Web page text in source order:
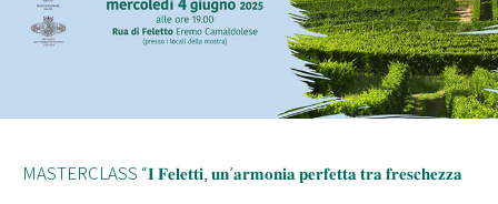
MASTERCLASS “𝐈 𝐅𝐞𝐥𝐞𝐭𝐭𝐢, 𝐮𝐧’𝐚𝐫𝐦𝐨𝐧𝐢𝐚 𝐩𝐞𝐫𝐟𝐞𝐭𝐭𝐚 𝐭𝐫𝐚 𝐟𝐫𝐞𝐬𝐜𝐡𝐞𝐳𝐳𝐚